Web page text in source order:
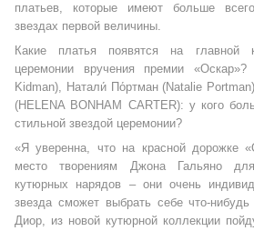
платьев, которые имеют больше
звездах первой величины.
Какие платья появятся на главной
церемонии вручения премии
Kidman), Натали́ По́ртман (Natalie
(HELENA BONHAM CARTER): у кого
стильной звездой церемонии?
«Я уверенна, что на красной дорожке
место творениям Джона Гальяно
кутюрных нарядов – они очень
звезда сможет выбрать себе что-
Диор, из новой кутюрной коллекции